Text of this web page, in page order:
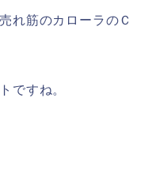
れ筋のカローラのＣ
ですね。